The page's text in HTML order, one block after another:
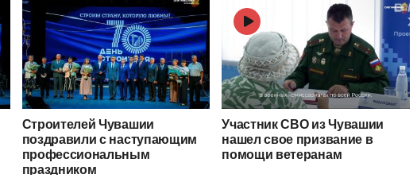
Строителей Чувашии
поздравили с наступающим
профессиональным
праздником
Участник СВО из Чувашии
нашел свое призвание в
помощи ветеранам